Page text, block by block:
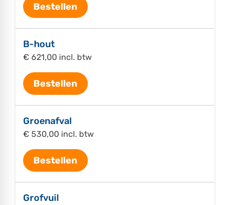
Bestellen
B-hout
€ 621,00 incl. btw
Bestellen
Groenafval
€ 530,00 incl. btw
Bestellen
Grofvuil